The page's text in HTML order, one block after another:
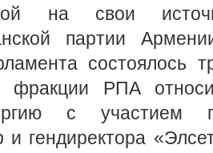
на свои
партии
состоялось
фракции РПА
с участием
и гендиректора